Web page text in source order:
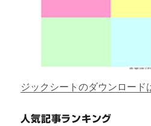
ジックシートのダウンロード
人気記事ランキング